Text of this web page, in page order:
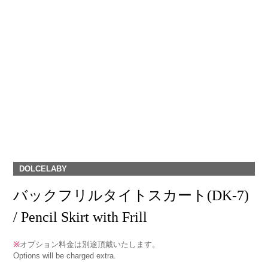
DOLCELABY
バックフリルタイトスカート(DK-7)
/ Pencil Skirt with Frill
※オプション料金は別途頂戴いたします。
Options will be charged extra.